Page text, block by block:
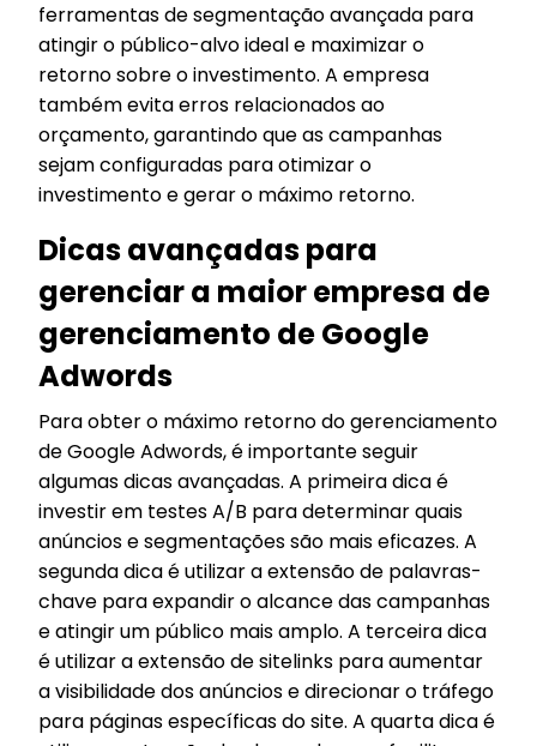
ferramentas de segmentação avançada para
atingir o público-alvo ideal e maximizar o
retorno sobre o investimento. A empresa
também evita erros relacionados ao
orçamento, garantindo que as campanhas
sejam configuradas para otimizar o
investimento e gerar o máximo retorno.
Dicas avançadas para
gerenciar a maior empresa de
gerenciamento de Google
Adwords
Para obter o máximo retorno do gerenciamento
de Google Adwords, é importante seguir
algumas dicas avançadas. A primeira dica é
investir em testes A/B para determinar quais
anúncios e segmentações são mais eficazes. A
segunda dica é utilizar a extensão de palavras-
chave para expandir o alcance das campanhas
e atingir um público mais amplo. A terceira dica
é utilizar a extensão de sitelinks para aumentar
a visibilidade dos anúncios e direcionar o tráfego
para páginas específicas do site. A quarta dica é